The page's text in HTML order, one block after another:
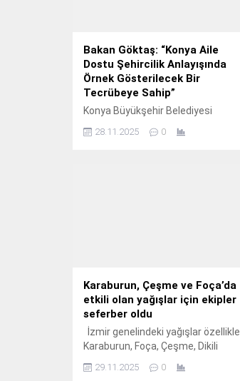
Bakan Göktaş: “Konya Aile
Dostu Şehircilik Anlayışında
Örnek Gösterilecek Bir
Tecrübeye Sahip”
Konya Büyükşehir Belediyesi
tarafından düzenlenen "Şehir ve
Aile Şurası"nın açılışı Aile ve Sosyal
28.11.2025 0
Karaburun, Çeşme ve Foça’da
etkili olan yağışlar için ekipler
seferber oldu
İzmir genelindeki yağışlar özellikle
Karaburun, Foça, Çeşme, Dikili
29.11.2025 0